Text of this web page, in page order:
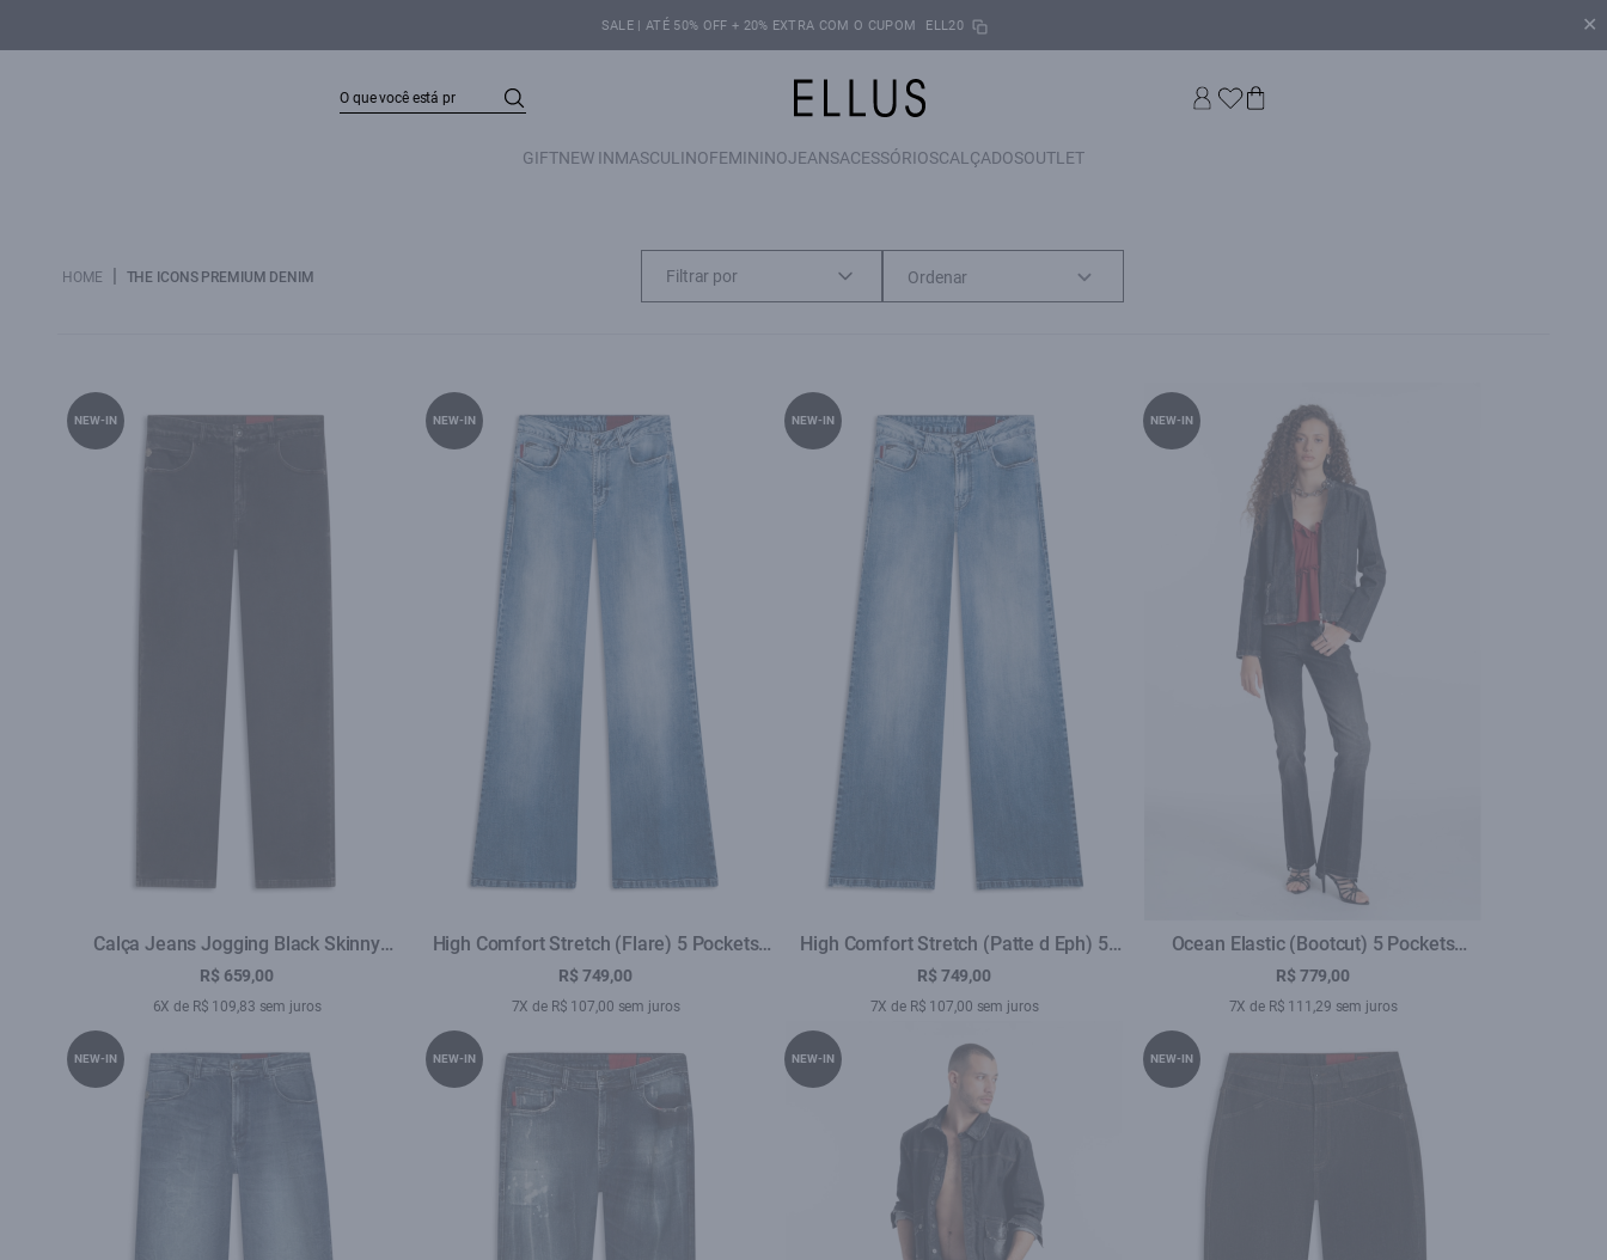
SALE | ATÉ 50% OFF + 20% EXTRA COM O CUPOM ELL20 ✕
GIFTNEW INMASCULINOFEMININOJEANSACESSÓRIOSCALÇADOSOUTLET
HOME | THE ICONS PREMIUM DENIM Filtrar por
Calça Jeans Jogging Black Skinny
Lav.Escuro C/ Luva
R$ 659,00
6X de R$ 109,83 sem juros
NEW-IN
High Comfort Stretch (Flare) 5 Pockets
Lav.Claro C/Used
R$ 749,00
7X de R$ 107,00 sem juros
NEW-IN
High Comfort Stretch (Patte d Eph) 5
Lav.Claro C/Used
R$ 749,00
7X de R$ 107,00 sem juros
NEW-IN
Ocean Elastic (Bootcut) 5 Pockets
Lav.Black Com Resina
R$ 779,00
7X de R$ 111,29 sem juros
NEW-IN
NEW-IN NEW-IN NEW-IN NEW-IN